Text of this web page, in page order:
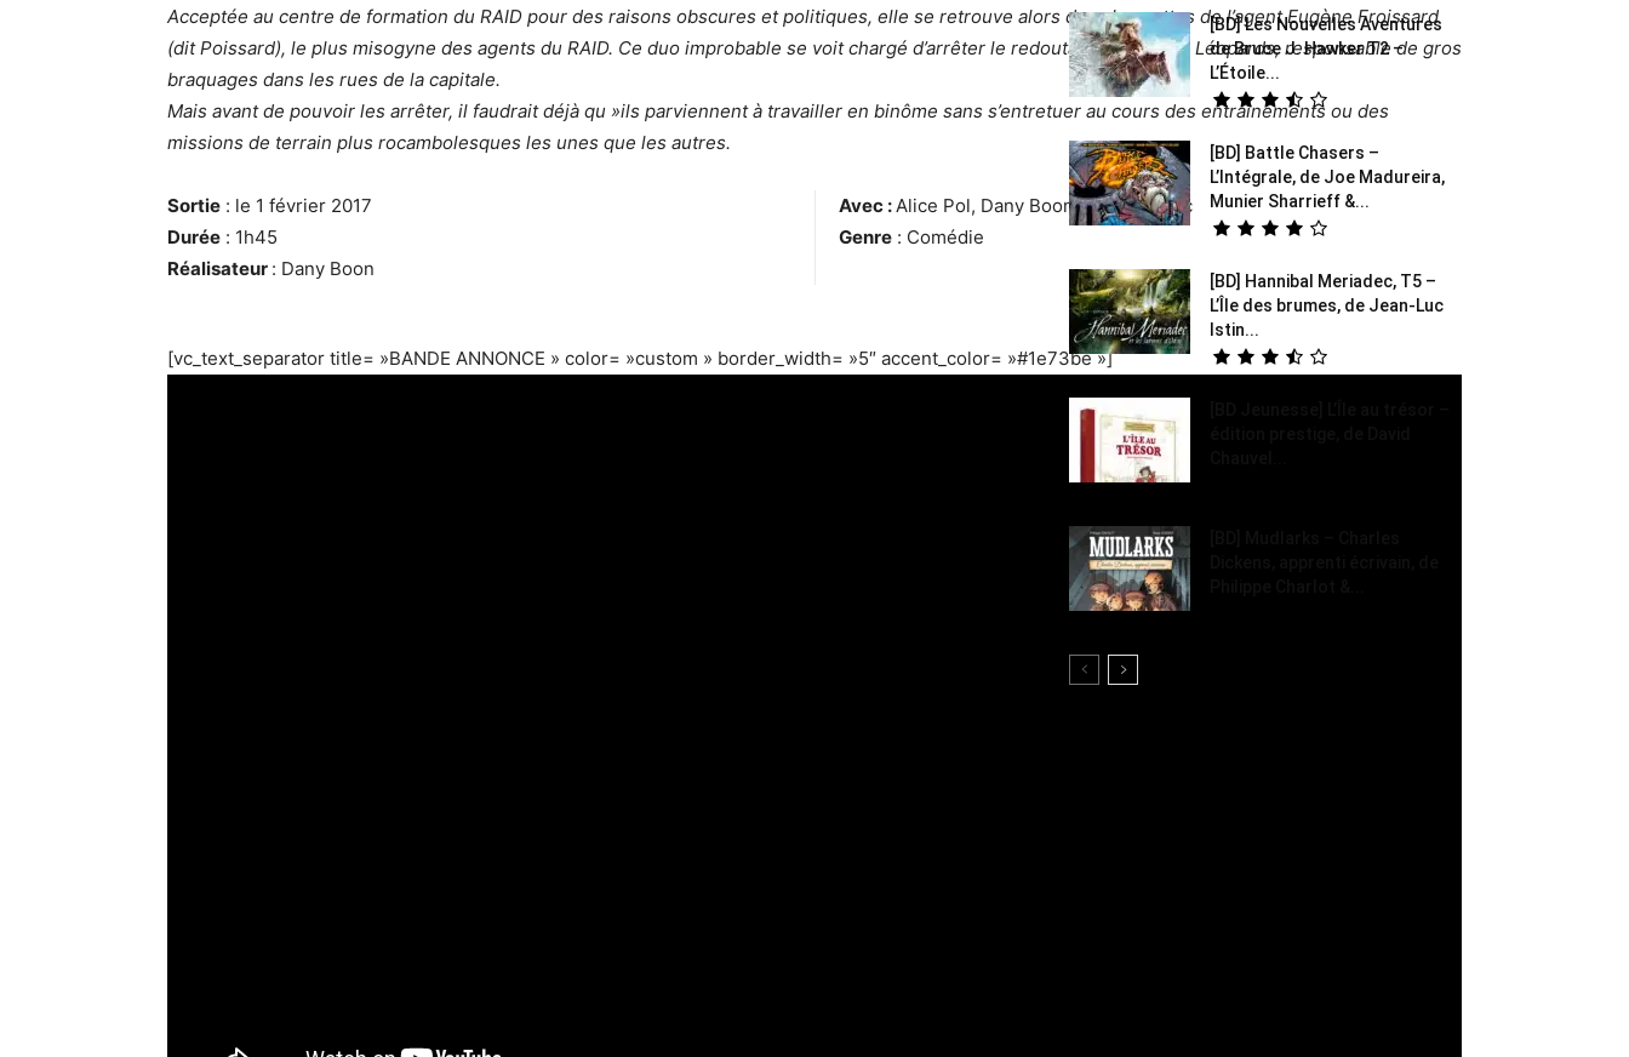
Acceptée au centre de formation du RAID pour des raisons obscures et politiques, elle se retrouve alors dans les pattes de l’agent Eugène Froissard
(dit Poissard), le plus misogyne des agents du RAID. Ce duo improbable se voit chargé d’arrêter le redoutable Gang des Léopards, responsable de gros
braquages dans les rues de la capitale.
Mais avant de pouvoir les arrêter, il faudrait déjà qu »ils parviennent à travailler en binôme sans s’entretuer au cours des entraînements ou des
missions de terrain plus rocambolesques les unes que les autres.
Sortie : le 1 février 2017
Durée : 1h45
Réalisateur : Dany Boon
Avec : Alice Pol, Dany Boon, Michel Blanc
Genre : Comédie
[vc_text_separator title= »BANDE ANNONCE » color= »custom » border_width= »5″ accent_color= »#1e73be »]
[BD] Les Nouvelles Aventures
de Bruce J. Hawker T2 –
L’Étoile...
[BD] Battle Chasers –
L’Intégrale, de Joe Madureira,
Munier Sharrieff &...
[BD] Hannibal Meriadec, T5 –
L’Île des brumes, de Jean-Luc
Istin...